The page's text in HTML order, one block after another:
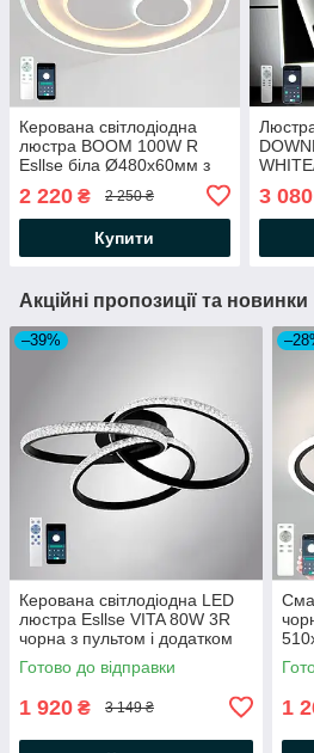
Керована світлодіодна
люстра BOOM 100W R
Esllse біла Ø480х60мм з
смартфону APP WHITE
220V IP20
2 220 ₴ 2 250 ₴
Купити
3000-
IP20 з
3 080
Акційні пропозиції та новинки
–39%
Керована світлодіодна LED
люстра Esllse VITA 80W 3R
чорна з пультом і додатком
для смартфону APP
500x130мм BLACK/CLEAR-
Готово до відправки
1 920 ₴ 3 149 ₴ 1